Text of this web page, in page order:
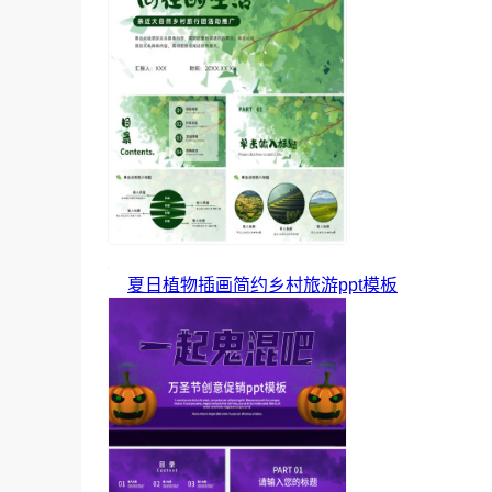
夏日植物插画简约乡村旅游ppt模板